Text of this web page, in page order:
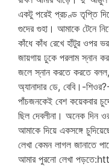
একটু পরেই প্রচণ্ড তৃপ্তি
গুদের গুহা। আমাকে টেনে
কাঁধে কাঁধ রেখে হাঁটুর ওপর
জায়গায় ঢুকে পরলাম স্নান
জলে স্নান করতে করতে
অ্যানাদার ডে, বেবি।-
পাঁচজনকেই বেশ কয়েকবার
ছিল দেবলীনা। অনেক দিন
আমাকে দিয়ে একসঙ্গে
লেখা কেমন লাগল
আমার পুরনো লেখা